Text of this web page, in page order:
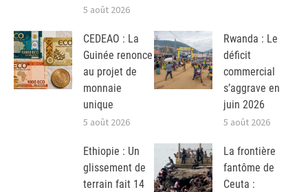
5 août 2026
CEDEAO : La
Guinée renonce
au projet de
monnaie
unique
5 août 2026
Rwanda : Le
déficit
commercial
s’aggrave en
juin 2026
5 août 2026
Ethiopie : Un
glissement de
terrain fait 14
La frontière
fantôme de
Ceuta :